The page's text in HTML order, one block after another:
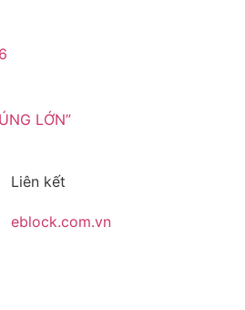
LỚN”
Liên kết
eblock.com.vn